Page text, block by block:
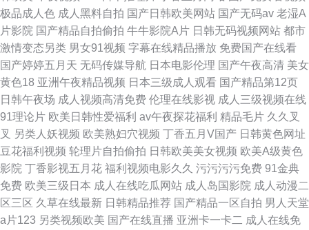
极品成人色 成人黑料自拍 国产日韩欧美网站 国产无码av 老湿A
片影院 国产精品自拍偷拍 牛牛影院A片 日韩无码视频网站 都市
激情变态另类 男女91视频 字幕在线精品播放 免费国产在线看
国产婷婷五月天 无码传媒导航 日本电影伦理 国产午夜高清 美女
黄色18 亚洲午夜精品视频 日本三级成人观看 国产精品第12页
日韩午夜场 成人视频高清免费 伦理在线影视 成人三级视频在线
91理论片 欧美日韩性爱福利 av午夜探花福利 精品毛片 久久叉
叉 另类人妖视频 欧美熟妇穴视频 丁香五月V国产 日韩黄色网址
豆花福利视频 轮理片自拍偷拍 日韩欧美美女视频 欧美A级黄色
影院 丁香影视五月花 福利视频电影久久 污污污污免费 91金典
免费 欧美三级日本 成人在线吃瓜网站 成人岛国影院 成人动漫二
区三区 久草在线最新 日韩精品推荐 国产精品一区自拍 男人天堂
a片123 另类视频欧美 国产在线直播 亚洲卡一卡二 成人在线免